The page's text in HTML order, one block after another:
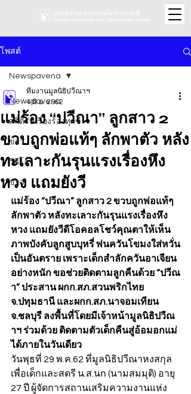
โพสต์
Newspavena
สถิติรับเรื่องร้องทุกข์
ข่าว
วิดีโอ
ข่าว
Newspavena
แม่ร้อง “ปวีณา” ลูกสาว 2
ขวบถูกพ่อแท้ๆ ลักพาตัว หลัง
ทะเลาะกันรุนแรงเรื่องหึง
หวง แถมยังวี
ทีมงานมูลนิธิปวีณาฯ
4 มิ.ย. 2562
แม่ร้อง “ปวีณา” ลูกสาว 2 ขวบถูกพ่อแท้ๆ
ลักพาตัว หลังทะเลาะกันรุนแรงเรื่องหึง
หวง แถมยังวีดีโอคอลโชว์คุณตาให้เห็น
ภาพบังคับลูกสูบบุหรี่ พ่นควันโขมงใส่หวั่น
เป็นอันตราย เพราะเด็กสำลักควันอาเจียน
อย่างหนัก ขอช่วยติดตามลูกคืนด้วย “ปวีณ
า” ประสาน ผกก.สภ.สวนพริกไทย
จ.ปทุมธานี และผกก.สภ.นาจอมเทียน
จ.ชลบุรี ลงพื้นที่โดยมีเจ้าหน้ามูลนิธิปวีณ
าฯ ร่วมด้วย ติดตามตัวเด็กคืนสู่อ้อมอกแม่
ได้ภายในวันเดียว
วันพุธที่ 29 พ.ค.62 ที่มูลนิธิปวีณาหงสกุล
เพื่อเด็กและสตรี น.ส.นก (นามสมมุติ) อายุ
27 ปี ผู้จัดการสถานเสริมความงานแห่ง